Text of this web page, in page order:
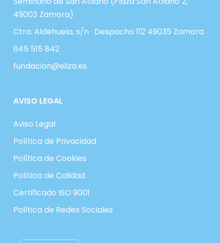
49003 Zamora)
Ctra. Aldehuela, s/n · Despacho 112 49035 Zamora
645 515 842
fundacion@eilza.es
AVISO LEGAL
Aviso Legal
Política de Privacidad
Política de Cookies
Política de Calidad
Certificado ISO 9001
Política de Redes Sociales